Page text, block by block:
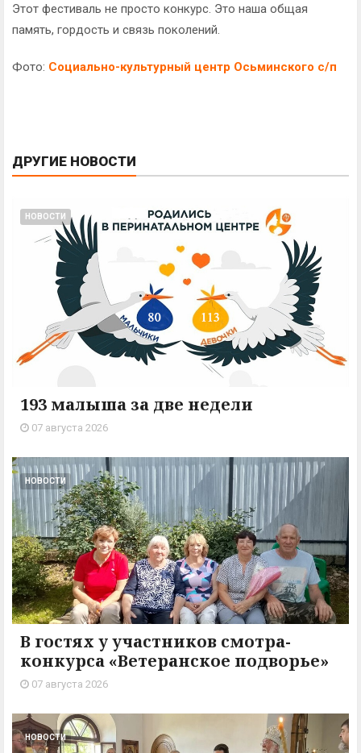
Этот фестиваль не просто конкурс. Это наша общая
память, гордость и связь поколений.
Фото: Социально-культурный центр Осьминского с/п
ДРУГИЕ НОВОСТИ
НОВОСТИ
193 малыша за две недели
07 августа 2026
НОВОСТИ
В гостях у участников смотра-
конкурса «Ветеранское подворье»
07 августа 2026
НОВОСТИ